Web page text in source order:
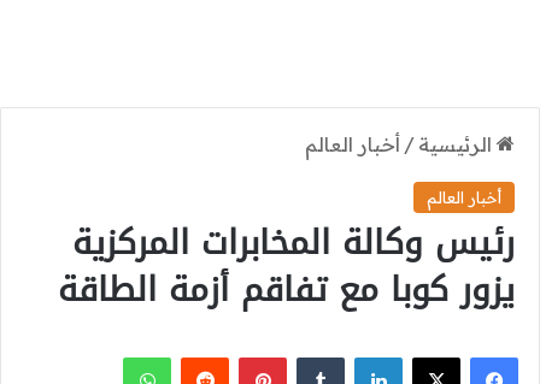
الرئيسية / أخبار العالم
أخبار العالم
رئيس وكالة المخابرات المركزية
يزور كوبا مع تفاقم أزمة الطاقة
فيسبوك
‫X لينكدإن بينتيريست واتساب